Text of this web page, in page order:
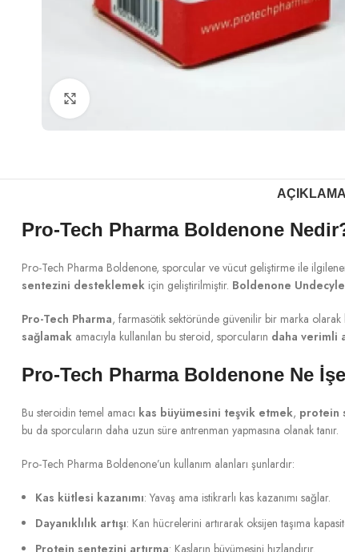
AÇIKLAMA
Pro-Tech Pharma Boldenone
Pro-Tech Pharma Boldenone, sporcular ve vücut geliştirme ile
sentezini desteklemek için geliştirilmiştir. Boldenone
Pro-Tech Pharma, farmasötik sektöründe güvenilir bir marka olarak
sağlamak amacıyla kullanılan bu steroid, sporcuların daha verimli
Pro-Tech Pharma Boldenone Ne
Bu steroidin temel amacı kas büyümesini teşvik etmek, protein
bu da sporcuların daha uzun süre antrenman yapmasına olanak tanır.
Pro-Tech Pharma Boldenone’un kullanım alanları şunlardır:
Kas kütlesi kazanımı: Yavaş ama istikrarlı kas kazanımı sağlar.
Dayanıklılık artışı: Kan hücrelerini artırarak oksijen taşıma